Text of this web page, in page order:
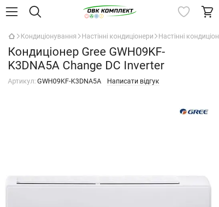
Кондиціонування Настінні кондиціонери Настінні
Кондиціонер Gree GWH09KF-
K3DNA5A Change DC Inverter
Артикул:GWH09KF-K3DNA5A Написати відгук